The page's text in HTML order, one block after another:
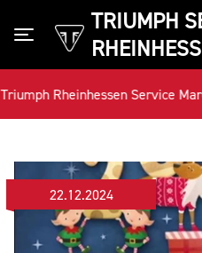
TRIUMPH
Toggle navigation
Service Marcel
22.12.2024